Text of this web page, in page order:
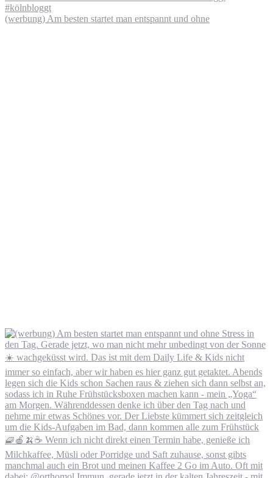
(werbung) Am besten startet man entspannt und ohne